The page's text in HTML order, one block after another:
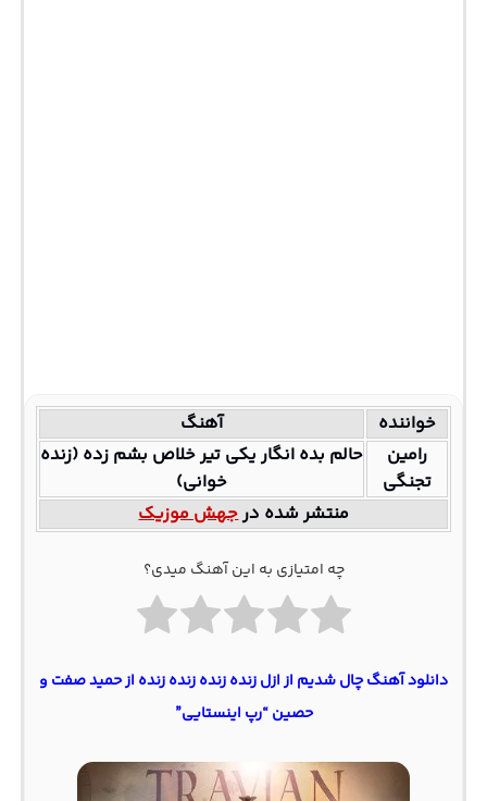
خواننده
آهنگ
رامین
تجنگی
حالم بده انگار یکی تیر خلاص بشم زده (زنده
خوانی)
منتشر شده درجهش موزیک
چه امتیازی به این آهنگ میدی؟
دانلود آهنگ چال شدیم از ازل زنده زنده زنده زنده از حمید صفت و
حصین “رپ اینستایی”